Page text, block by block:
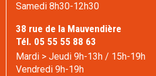
Samedi 8h30-12h30
38 rue de la Mauvendière
Tél. 05 55 55 88 63
Mardi > Jeudi 9h-13h / 15h-19h
Vendredi 9h-19h